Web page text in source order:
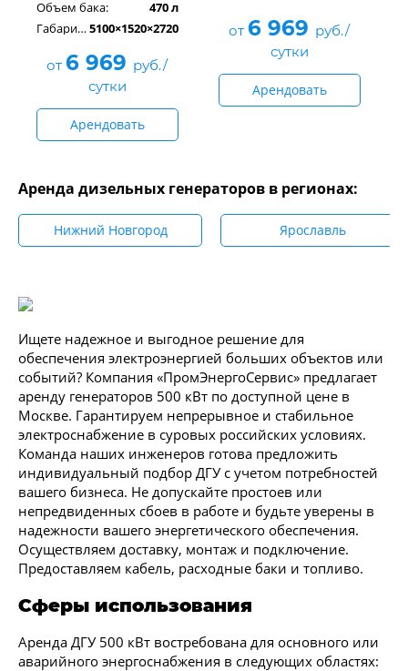
Объем бака:
470 л
Габариты, см: 5100×1520×2720
от 6 969 руб./
сутки
Арендовать
от 6 969 руб./
сутки
Арендовать
Аренда дизельных генераторов в регионах:
Нижний Новгород Ярославль
Ищете надежное и выгодное решение для
обеспечения электроэнергией больших объектов или
событий? Компания «ПромЭнергоСервис» предлагает
аренду генераторов 500 кВт по доступной цене в
Москве. Гарантируем непрерывное и стабильное
электроснабжение в суровых российских условиях.
Команда наших инженеров готова предложить
индивидуальный подбор ДГУ с учетом потребностей
вашего бизнеса. Не допускайте простоев или
непредвиденных сбоев в работе и будьте уверены в
надежности вашего энергетического обеспечения.
Осуществляем доставку, монтаж и подключение.
Предоставляем кабель, расходные баки и топливо.
Сферы использования
Аренда ДГУ 500 кВт востребована для основного или
аварийного энергоснабжения в следующих областях: